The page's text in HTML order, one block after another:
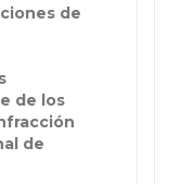
de
de los
de